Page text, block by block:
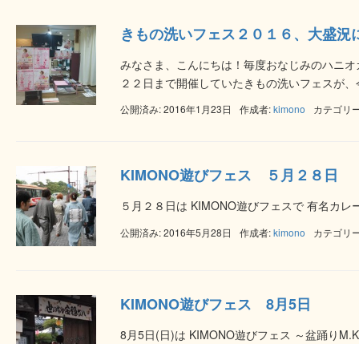
きもの洗いフェス２０１６、大盛況
みなさま、こんにちは！毎度おなじみのハニ
２２日まで開催していたきもの洗いフェスが
公開済み: 2016年1月23日 作成者:kimono カテゴリ
KIMONO遊びフェス ５月２８日
５月２８日は KIMONO遊びフェスで
公開済み: 2016年5月28日 作成者:kimono カテゴリ
KIMONO遊びフェス 8月5日
8月5日(日)は KIMONO遊びフェス ～盆踊り